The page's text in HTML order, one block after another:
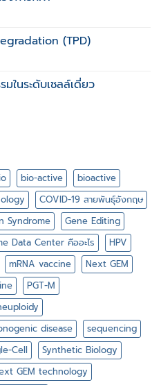
(TPD)
ในระดับเซลล์เดี่ยว
bio-active
bioactive
COVID-19 สายพันธุ์อังกฤษ
Syndrome
Gene Editing
Data Center คืออะไร
HPV
mRNA vaccine
Next GEM
PGT-M
disease
sequencing
Cell
Synthetic Biology
GEM technology